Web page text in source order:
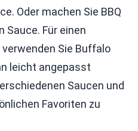
Oder machen Sie BBQ
Sauce. Für einen
Sie Buffalo
leicht angepasst
Saucen und
Favoriten zu